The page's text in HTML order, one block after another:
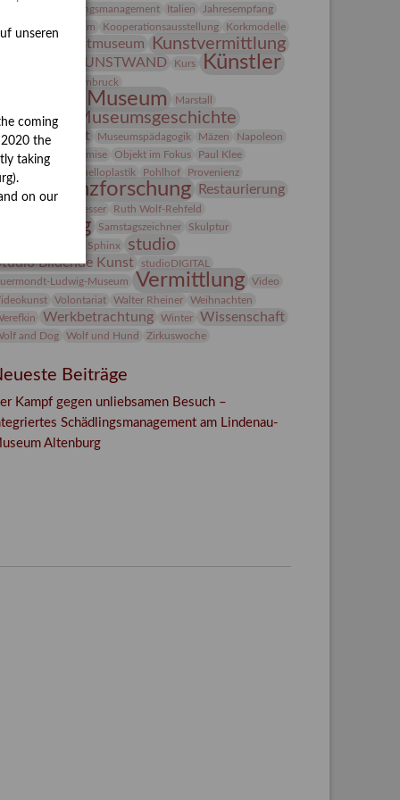
Schädlingsmanagement
Italien
Jahresempfang
Kolosseum Kooperationsausstellung Korkmodelle
Kunstmuseum Kunstvermittlung
KUNSTWAND Kurs Künstler
Lehmbruck
Lindenau-Museum
Marstall
Museumsgeschichte
Museumspädagogik Mäzen Napoleon
Neue Remise Objekt im Fokus
Paul Klee
Schnürpel
Phelloplastik Pohlhof Provenienz
Restaurierung
Rudi Lesser Ruth Wolf-Rehfeld
Sammlung Samstagszeichner
Skulptur
Sphinx studio
Bildende Kunst
studioDIGITAL
Ludwig-Museum
Vermittlung
Video
Volontariat Walter Rheiner
Weihnachten
Werkbetrachtung Winter Wissenschaft
and Dog Wolf und Hund Zirkuswoche
Beiträge
Kampf gegen unliebsamen Besuch –
Schädlingsmanagement am Lindenau-
Altenburg
unseren
coming
the
taking
on our